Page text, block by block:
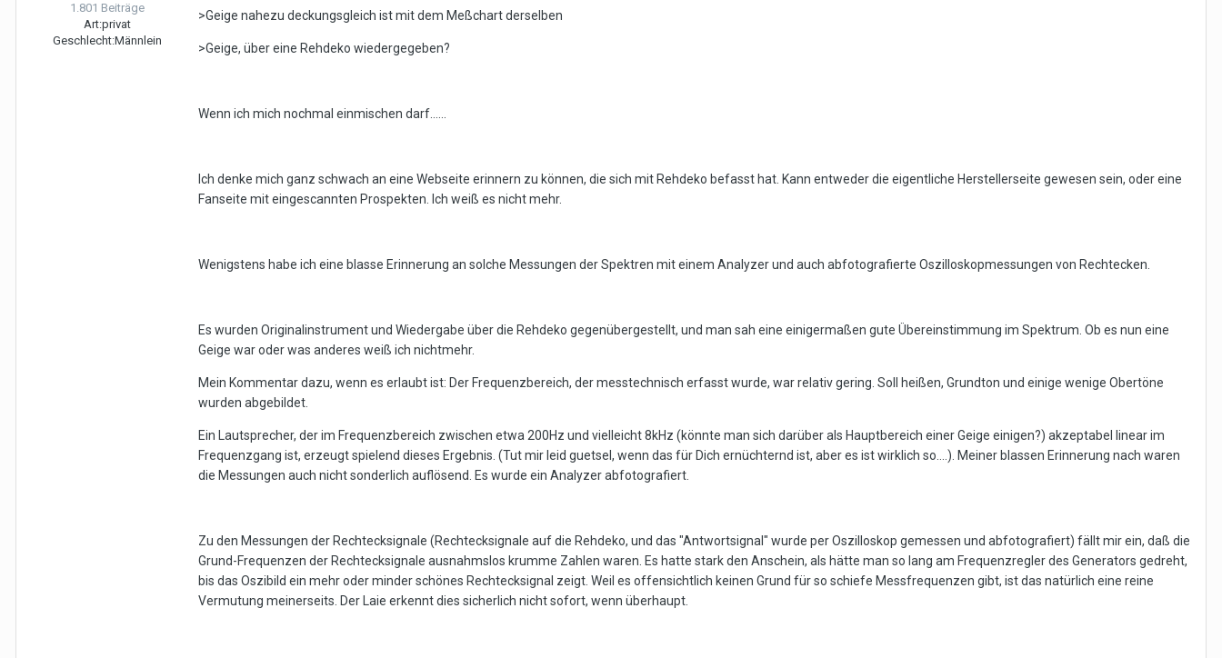
1.801 Beiträge
Art:privat
Geschlecht:Männlein
>Geige nahezu deckungsgleich ist mit dem Meßchart derselben
>Geige, über eine Rehdeko wiedergegeben?
Wenn ich mich nochmal einmischen darf......
Ich denke mich ganz schwach an eine Webseite erinnern zu können, die sich mit Rehdeko befasst hat. Kann entweder die eigentliche Herstellerseite gewesen sein, oder eine
Fanseite mit eingescannten Prospekten. Ich weiß es nicht mehr.
Wenigstens habe ich eine blasse Erinnerung an solche Messungen der Spektren mit einem Analyzer und auch abfotografierte Oszilloskopmessungen von Rechtecken.
Es wurden Originalinstrument und Wiedergabe über die Rehdeko gegenübergestellt, und man sah eine einigermaßen gute Übereinstimmung im Spektrum. Ob es nun eine
Geige war oder was anderes weiß ich nichtmehr.
Mein Kommentar dazu, wenn es erlaubt ist: Der Frequenzbereich, der messtechnisch erfasst wurde, war relativ gering. Soll heißen, Grundton und einige wenige Obertöne
wurden abgebildet.
Ein Lautsprecher, der im Frequenzbereich zwischen etwa 200Hz und vielleicht 8kHz (könnte man sich darüber als Hauptbereich einer Geige einigen?) akzeptabel linear im
Frequenzgang ist, erzeugt spielend dieses Ergebnis. (Tut mir leid guetsel, wenn das für Dich ernüchternd ist, aber es ist wirklich so....). Meiner blassen Erinnerung nach waren
die Messungen auch nicht sonderlich auflösend. Es wurde ein Analyzer abfotografiert.
Zu den Messungen der Rechtecksignale (Rechtecksignale auf die Rehdeko, und das "Antwortsignal" wurde per Oszilloskop gemessen und abfotografiert) fällt mir ein, daß die
Grund-Frequenzen der Rechtecksignale ausnahmslos krumme Zahlen waren. Es hatte stark den Anschein, als hätte man so lang am Frequenzregler des Generators gedreht,
bis das Oszibild ein mehr oder minder schönes Rechtecksignal zeigt. Weil es offensichtlich keinen Grund für so schiefe Messfrequenzen gibt, ist das natürlich eine reine
Vermutung meinerseits. Der Laie erkennt dies sicherlich nicht sofort, wenn überhaupt.